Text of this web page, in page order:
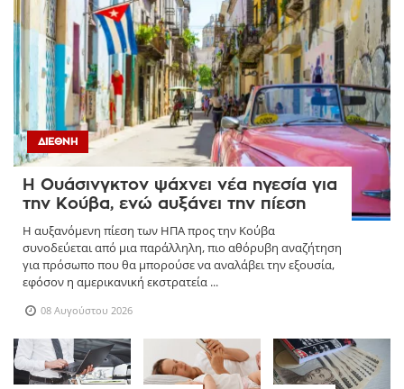
ΔΙΕΘΝΉ
Η Ουάσινγκτον ψάχνει νέα ηγεσία για
την Κούβα, ενώ αυξάνει την πίεση
Η αυξανόμενη πίεση των ΗΠΑ προς την Κούβα
συνοδεύεται από μια παράλληλη, πιο αθόρυβη αναζήτηση
για πρόσωπο που θα μπορούσε να αναλάβει την εξουσία,
εφόσον η αμερικανική εκστρατεία ...
08 Αυγούστου 2026